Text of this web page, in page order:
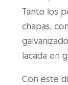
Tanto los
chapas,
lacada en
Con este